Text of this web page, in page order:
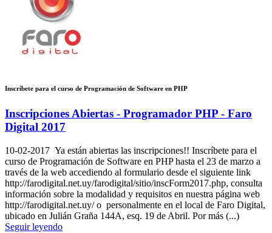
Inscríbete para el curso de Programación de Software en PHP
Inscripciones Abiertas - Programador PHP - Faro
Digital 2017
10-02-2017 Ya están abiertas las inscripciones!! Inscríbete para el
curso de Programación de Software en PHP hasta el 23 de marzo a
través de la web accediendo al formulario desde el siguiente link
http://farodigital.net.uy/farodigital/sitio/inscForm2017.php, consulta
información sobre la modalidad y requisitos en nuestra página web
http://farodigital.net.uy/ o personalmente en el local de Faro Digital,
ubicado en Julián Graña 144A, esq. 19 de Abril. Por más (...)
Seguir leyendo